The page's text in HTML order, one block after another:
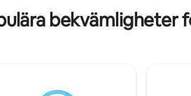
bekvämligheter